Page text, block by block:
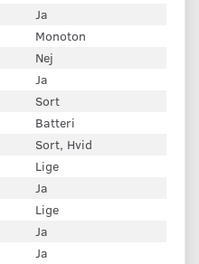
Ja
Monoton
Nej
Ja
Sort
Batteri
Sort, Hvid
Lige
Ja
Lige
Ja
Ja